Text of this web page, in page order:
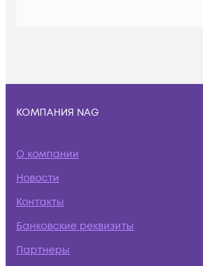
КОМПАНИЯ NAG
О компании
Новости
Контакты
Банковские реквизиты
Партнеры